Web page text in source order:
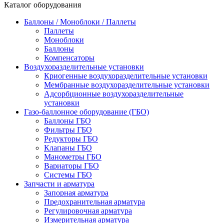
Каталог оборудования
Баллоны / Моноблоки / Паллеты
Паллеты
Моноблоки
Баллоны
Компенсаторы
Воздухоразделительные установки
Криогенные воздухоразделительные установки
Мембранные воздухоразделительные установки
Адсорбционные воздухоразделительные
установки
Газо-баллонное оборудование (ГБО)
Баллоны ГБО
Фильтры ГБО
Редукторы ГБО
Клапаны ГБО
Манометры ГБО
Вариаторы ГБО
Системы ГБО
Запчасти и арматура
Запорная арматура
Предохранительная арматура
Регулировочная арматура
Измерительная арматура